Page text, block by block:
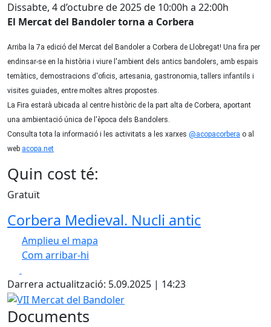
Dissabte, 4 d’octubre de 2025 de 10:00h a 22:00h
El Mercat del Bandoler torna a Corbera
Arriba la 7a edició del Mercat del Bandoler a Corbera de Llobregat! Una fira per
endinsar-se en la història i viure l'ambient dels antics bandolers, amb espais
temàtics, demostracions d'oficis, artesania, gastronomia, tallers infantils i
visites guiades, entre moltes altres propostes.
La Fira estarà ubicada al centre històric de la part alta de Corbera, aportant
una ambientació única de l'època dels Bandolers.
Consulta tota la informació i les activitats a les xarxes @acopacorbera o al
web acopa.net
Quin cost té:
Gratuït
Corbera Medieval. Nucli antic
Amplieu el mapa
Com arribar-hi
+
−
Darrera actualització: 5.09.2025 | 14:23
VII Mercat del Bandoler
Documents